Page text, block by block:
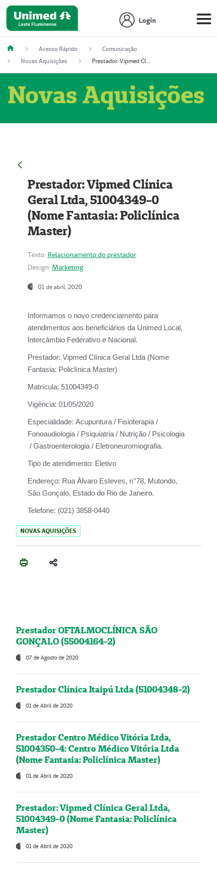
Login
Acesso Rápido
Comunicação
Novas Aquisições
Prestador: Vipmed Clínica Geral Ltda, 51004349-0 (Nome Fantasia: Policlínica Master)
Novas Aquisições
Prestador: Vipmed Clínica
Geral Ltda, 51004349-0
(Nome Fantasia: Policlínica
Master)
Texto: Relacionamento do prestador
Design: Marketing
01 de abril, 2020
Informamos o novo credenciamento para
atendimentos aos beneficiários da Unimed Local,
Intercâmbio Federativo e Nacional.
Prestador: Vipmed Clínica Geral Ltda (Nome
Fantasia: Policlínica Master)
Matrícula: 51004349-0
Vigência: 01/05/2020
Especialidade: Acupuntura / Fisioterapia /
Fonoaudiologia / Psiquiatria / Nutrição / Psicologia
/ Gastroenterologia / Eletroneuromiografia.
Tipo de atendimento: Eletivo
Endereço: Rua Àlvaro Esteves, n°78, Mutondo,
São Gonçalo, Estado do Rio de Janeiro.
Telefone: (021) 3858-0440
NOVAS AQUISIÇÕES
Prestador OFTALMOCLÍNICA SÃO
GONÇALO (55004164-2)
07 de Agosto de 2020
Prestador Clínica Itaipú Ltda (51004348-2)
01 de Abril de 2020
Prestador Centro Médico Vitória Ltda,
51004350-4: Centro Médico Vitória Ltda
(Nome Fantasia: Policlínica Master)
01 de Abril de 2020
Prestador: Vipmed Clínica Geral Ltda,
51004349-0 (Nome Fantasia: Policlínica
Master)
01 de Abril de 2020